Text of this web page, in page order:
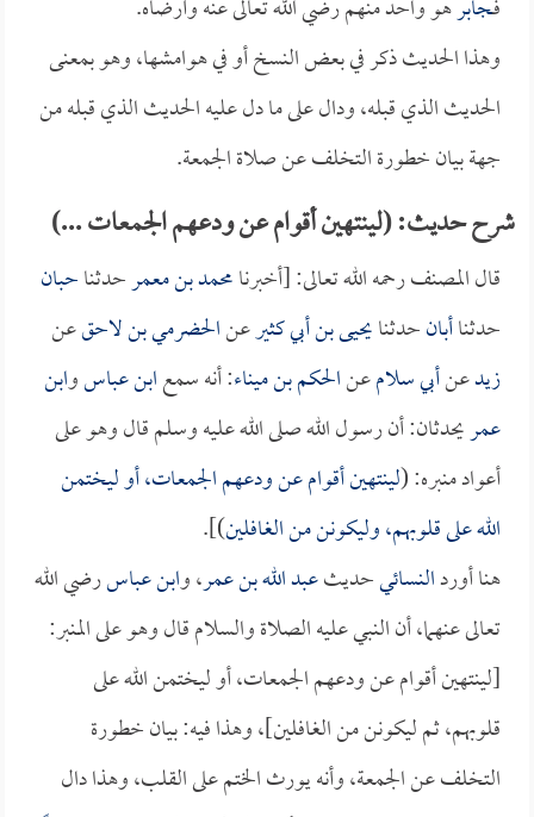
فـجابرهو واحد منهم رضي الله تعالى عنه وأرضاه.
وهذا الحديث ذكر في بعض النسخ أو في هوامشها، وهو بمعنى
الحديث الذي قبله، ودال على ما دل عليه الحديث الذي قبله من
جهة بيان خطورة التخلف عن صلاة الجمعة.
شرح حديث: (لينتهين أقوام عن ودعهم الجمعات ...)
قال المصنف رحمه الله تعالى: [أخبرنامحمد بن معمرحدثناحبان
حدثناأبانحدثنايحيى بن أبي كثيرعنالحضرمي بن لاحقعن
زيدعنأبي سلامعنالحكم بن ميناء: أنه سمعابن عباسوابن
عمريحدثان: أن رسول الله صلى الله عليه وسلم قال وهو على
أعواد منبره: (لينتهين أقوام عن ودعهم الجمعات، أو ليختمن
الله على قلوبهم، وليكونن من الغافلين)].
هنا أوردالنسائيحديثعبد الله بن عمر، وابن عباسرضي الله
تعالى عنهما، أن النبي عليه الصلاة والسلام قال وهو على المنبر:
[لينتهين أقوام عن ودعهم الجمعات، أو ليختمن الله على
قلوبهم، ثم ليكونن من الغافلين]، وهذا فيه: بيان خطورة
التخلف عن الجمعة، وأنه يورث الختم على القلب، وهذا دال